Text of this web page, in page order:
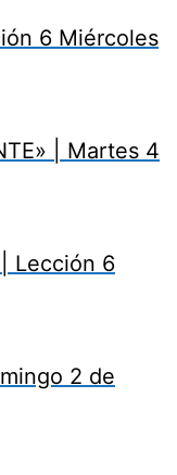
6 Miércoles
| Martes 4
| Lección 6
2 de